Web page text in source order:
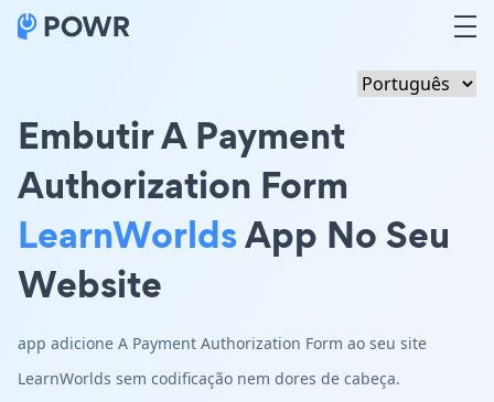
Embutir A Payment
Authorization Form
LearnWorldsApp No Seu
Website
app adicione A Payment Authorization Form ao seu site
LearnWorlds sem codificação nem dores de cabeça.